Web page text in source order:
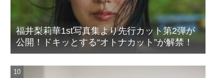
福井梨莉華1st写真集より先行カット第2弾が
公開！ドキッとする“オトナカット”が解禁！